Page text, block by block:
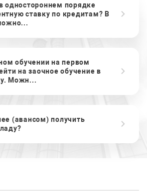
одностороннем порядке
ставку по кредитам? В
обучении на первом
на заочное обучение в
Можн...
(авансом) получить